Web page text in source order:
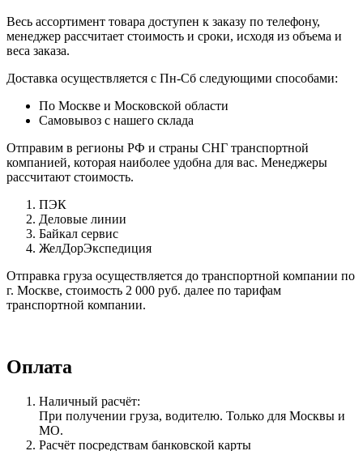
Весь ассортимент товара доступен к заказу по телефону,
менеджер рассчитает стоимость и сроки, исходя из объема и
веса заказа.
Доставка осуществляется с Пн-Сб следующими способами:
По Москве и Московской области
Самовывоз с нашего склада
Отправим в регионы РФ и страны СНГ транспортной
компанией, которая наиболее удобна для вас. Менеджеры
рассчитают стоимость.
ПЭК
Деловые линии
Байкал сервис
ЖелДорЭкспедиция
Отправка груза осуществляется до транспортной компании по
г. Москве, стоимость 2 000 руб. далее по тарифам
транспортной компании.
Оплата
Наличный расчёт:
При получении груза, водителю. Только для Москвы и
МО.
Расчёт посредствам банковской карты